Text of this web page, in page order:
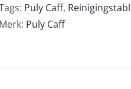
Puly Caff,
Puly Caff